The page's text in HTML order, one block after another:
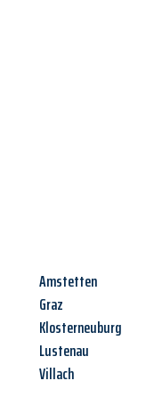
Amstetten
Graz
Klosterneuburg
Lustenau
Villach